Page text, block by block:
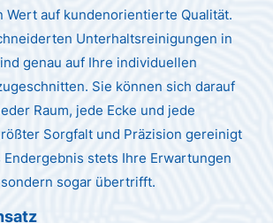
Wert auf kundenorientierte Qualität.
Unterhaltsreinigungen in
genau auf Ihre individuellen
Sie können sich darauf
Raum, jede Ecke und jede
Sorgfalt und Präzision gereinigt
Endergebnis stets Ihre Erwartungen
sogar übertrifft.